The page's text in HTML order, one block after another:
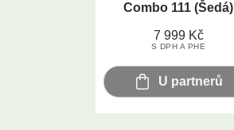
Combo 111 (Šedá)
7 999 Kč
S DPH A PHE
U partnerů